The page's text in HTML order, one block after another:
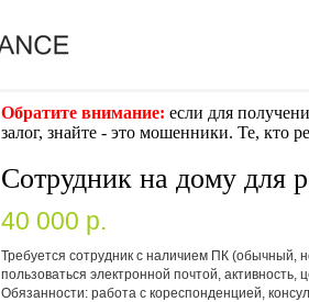
Обратите внимание: если для
залог, знайте - это мошенники. Те, кто
Сотрудник на дому для
40 000 p.
Требуется сотрудник с наличием ПК (обычный,
пользоваться электронной почтой, активность,
Обязанности: рaботa с кopeспонденцией,